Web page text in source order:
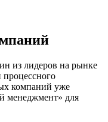
из лидеров на рынке
процессного
компаний уже
для